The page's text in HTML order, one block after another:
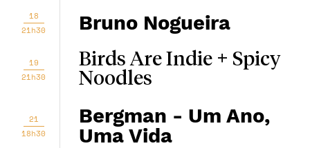
18
21h30
Bruno Nogueira
19
21h30
Birds Are Indie + Spicy
Noodles
21
18h30
Bergman - Um Ano,
Uma Vida